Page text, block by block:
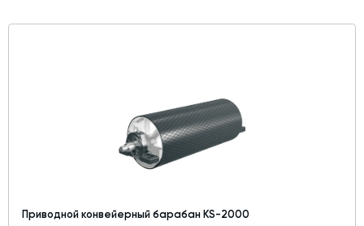
Приводной конвейерный барабан KS-2000